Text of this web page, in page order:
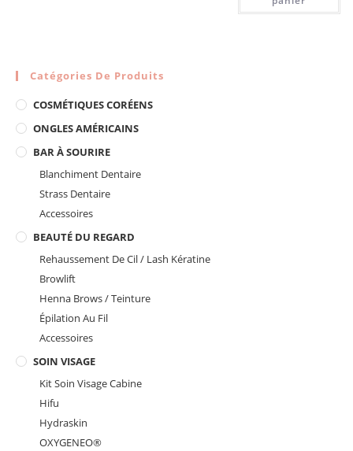
Catégories De Produits
COSMÉTIQUES CORÉENS
ONGLES AMÉRICAINS
BAR À SOURIRE
Blanchiment Dentaire
Strass Dentaire
Accessoires
BEAUTÉ DU REGARD
Rehaussement De Cil / Lash Kératine
Browlift
Henna Brows / Teinture
Épilation Au Fil
Accessoires
SOIN VISAGE
Kit Soin Visage Cabine
Hifu
Hydraskin
OXYGENEO®️